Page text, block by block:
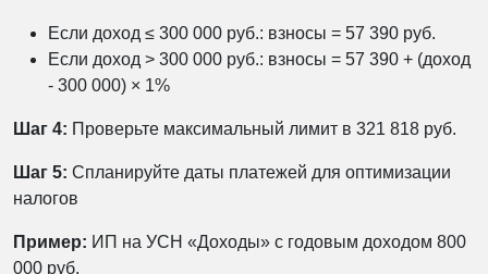
Если доход ≤ 300 000 руб.: взносы = 57 390 руб.
Если доход > 300 000 руб.: взносы = 57 390 + (доход
- 300 000) × 1%
Шаг 4: Проверьте максимальный лимит в 321 818 руб.
Шаг 5: Спланируйте даты платежей для оптимизации
налогов
Пример: ИП на УСН «Доходы» с годовым доходом 800
000 руб.